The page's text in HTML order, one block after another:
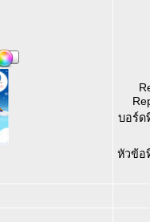
บอร์ด
หัวข้อ